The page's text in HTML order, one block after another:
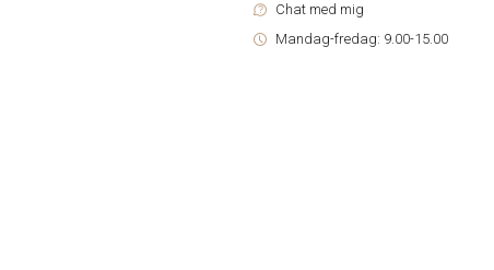
Chat med mig
Mandag-fredag: 9.00-15.00